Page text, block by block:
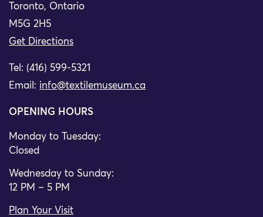
Toronto, Ontario
M5G 2H5
Get Directions
Tel: (416) 599-5321
Email: info@textilemuseum.ca
OPENING HOURS
Monday to Tuesday:
Closed
Wednesday to Sunday:
12 PM – 5 PM
Plan Your Visit